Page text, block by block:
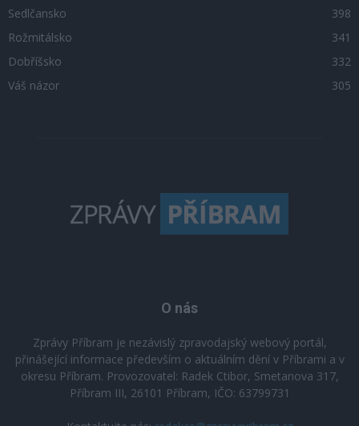
Sedlčansko
398
Rožmitálsko
341
Dobříšsko
332
Váš názor
305
O nás
Zprávy Příbram je nezávislý zpravodajský webový portál,
přinášející informace především o aktuálním dění v Příbrami a v
okresu Příbram. Provozovatel: Radek Ctibor, Smetanova 317,
Příbram III, 26101 Příbram, IČO: 63799731